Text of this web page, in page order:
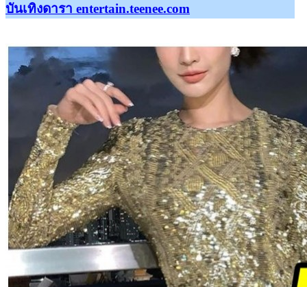
บันเทิงดารา entertain.teenee.com